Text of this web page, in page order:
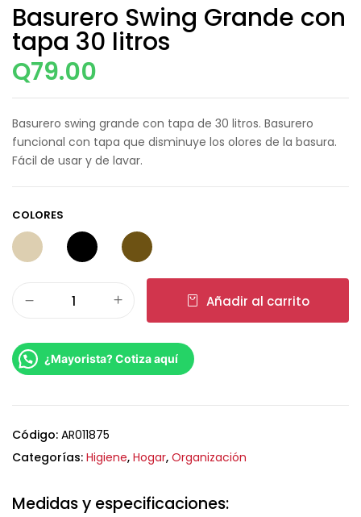
Basurero Swing Grande con
tapa 30 litros
Q79.00
Basurero swing grande con tapa de 30 litros. Basurero
funcional con tapa que disminuye los olores de la basura.
Fácil de usar y de lavar.
COLORES
Añadir al carrito
¿Mayorista? Cotiza aquí
Código: AR011875
Categorías: Higiene, Hogar, Organización
Medidas y especificaciones: